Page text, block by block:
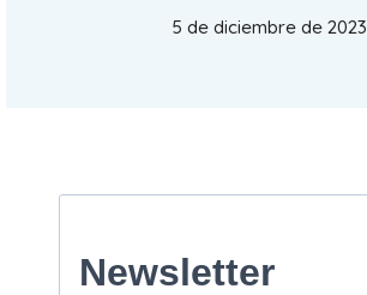
5 de diciembre de 2023